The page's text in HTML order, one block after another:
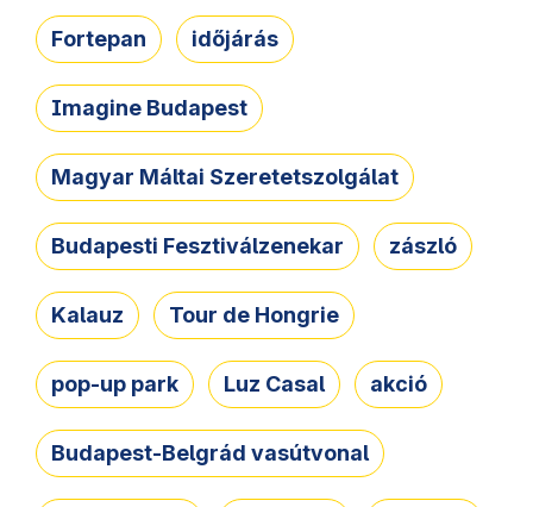
Fortepan időjárás
Imagine Budapest
Magyar Máltai Szeretetszolgálat
Budapesti Fesztiválzenekar zászló
Kalauz Tour de Hongrie
pop-up park Luz Casal akció
Budapest-Belgrád vasútvonal